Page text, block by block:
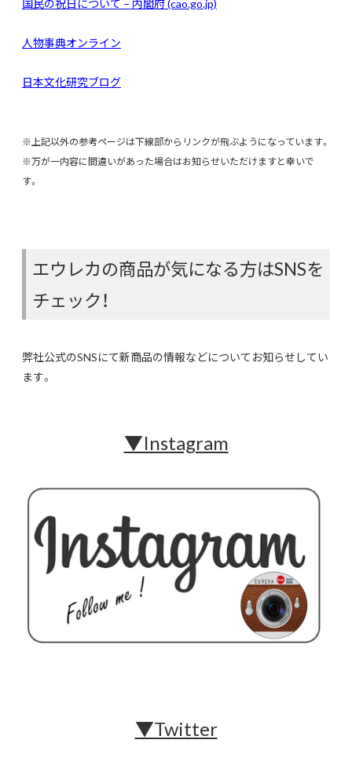
国民の祝日について – 内閣府 (cao.go.jp)
人物事典オンライン
日本文化研究ブログ
※上記以外の参考ページは下線部からリンクが飛ぶようになっています。
※万が一内容に間違いがあった場合はお知らせいただけますと幸いで
す。
エウレカの商品が気になる方はSNSを
チェック！
弊社公式のSNSにて新商品の情報などについてお知らせしてい
ます。
▼Instagram
▼Twitter